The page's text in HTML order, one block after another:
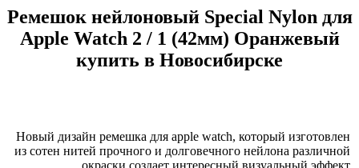
Ремешок нейлоновый Special Nylon для
Apple Watch 2 / 1 (42мм) Оранжевый
купить в Новосибирске
Новый дизайн ремешка для apple watch, который изготовлен
из сотен нитей прочного и долговечного нейлона различной